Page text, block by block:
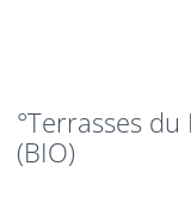
°Terrasses du
(BIO)